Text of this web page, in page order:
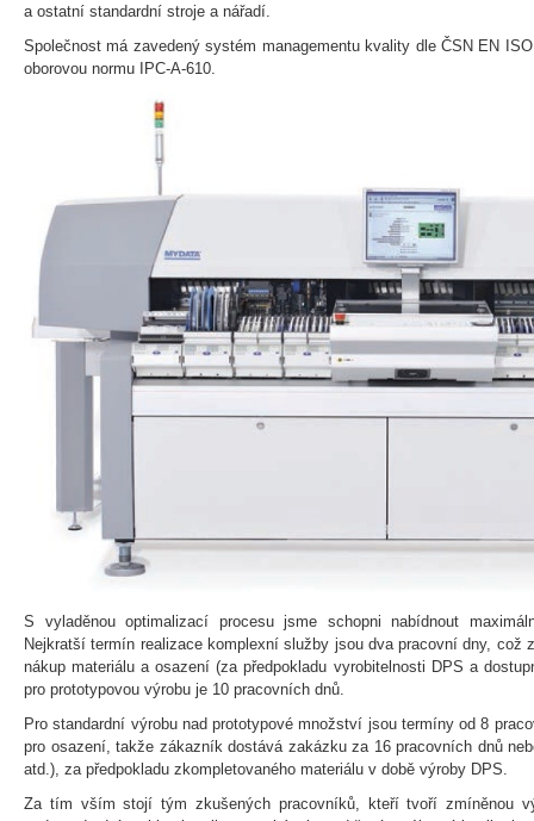
a ostatní standardní stroje a nářadí.
Společnost má zavedený systém managementu kvality dle ČSN EN
oborovou normu IPC-A-610.
S vyladěnou optimalizací procesu jsme schopni nabídnout
Nejkratší termín realizace komplexní služby jsou dva pracovní dny, což
nákup materiálu a osazení (za předpokladu vyrobitelnosti DPS a
pro prototypovou výrobu je 10 pracovních dnů.
Pro standardní výrobu nad prototypové množství jsou termíny od 8
pro osazení, takže zákazník dostává zakázku za 16 pracovních dnů
atd.), za předpokladu zkompletovaného materiálu v době výroby DPS.
Za tím vším stojí tým zkušených pracovníků, kteří tvoří zmíněnou